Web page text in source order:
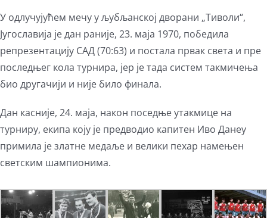
У одлучујућем мечу у љубљанској дворани „Тиволи“,
Југославија је дан раније, 23. маја 1970, победила
репрезентацију САД (70:63) и постала првак света и пре
последњег кола турнира, јер је тада систем такмичења
био другачији и није било финала.
Дан касније, 24. маја, након поседње утакмице на
турниру, екипа коју је предводио капитен Иво Данеу
примила је златне медаље и велики пехар намењен
светским шампионима.